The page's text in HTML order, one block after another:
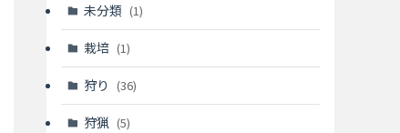
未分類 (1)
栽培 (1)
狩り (36)
狩猟 (5)